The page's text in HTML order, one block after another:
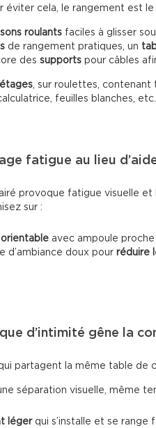
éviter cela, le rangement est le
roulants faciles à glisser
de rangement pratiques, un
des supports pour câbles
, sur roulettes,
feuilles blanches,
fatigue au lieu
provoque fatigue visuelle et
sur :
orientable avec ampoule proche
d’ambiance doux pour réduire
d’intimité gêne la
partagent la même table de
séparation visuelle, même
légerqui s’installe et se range